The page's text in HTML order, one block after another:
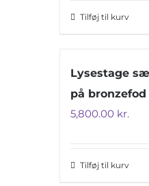
Tilføj til kurv
Lysestage
på bronzefod
5,800.00 kr.
Tilføj til kurv